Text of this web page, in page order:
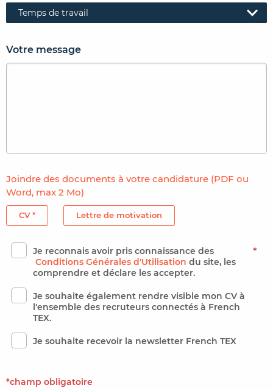
Temps de travail
Votre message
Joindre des documents à votre candidature (PDF ou
Word, max 2 Mo)
CV * Lettre de motivation
Je reconnais avoir pris connaissance des
Conditions Générales d'Utilisation du site, les
comprendre et déclare les accepter.
*
Je souhaite également rendre visible mon CV à
l'ensemble des recruteurs connectés à French
TEX.
Je souhaite recevoir la newsletter French TEX
*champ obligatoire